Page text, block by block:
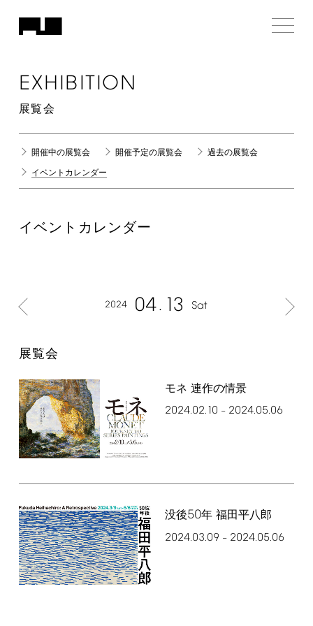
EXHIBITION
展覧会
開催中の展覧会 開催予定の展覧会 過去の展覧会
イベントカレンダー
イベントカレンダー
2024 04 13 Sat
展覧会
モネ 連作の情景
2024.02.10 – 2024.05.06
没後50年 福田平八郎
2024.03.09– 2024.05.06